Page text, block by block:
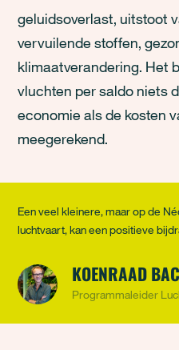
geluidsoverlast, uitstoot
vervuilende stoffen,
klimaatverandering. Het
vluchten per saldo niets
economie als de kosten
meegerekend.
Een veel kleinere, maar op de
luchtvaart, kan een positieve
KOENRAAD
Programmaleider